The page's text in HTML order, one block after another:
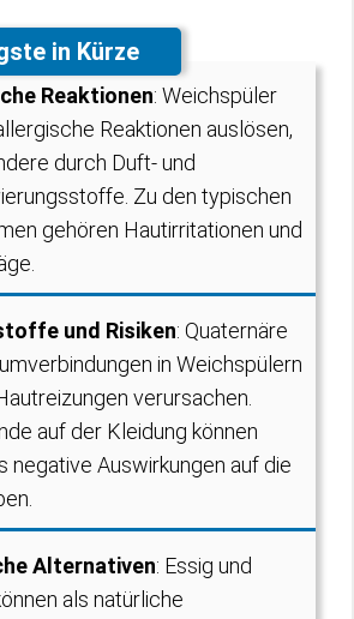
in Kürze
Reaktionen: Weichspüler
Reaktionen auslösen,
durch Duft- und
Zu den typischen
gehören Hautirritationen und
und Risiken: Quaternäre
in Weichspülern
verursachen.
auf der Kleidung können
negative Auswirkungen auf die
Alternativen: Essig und
als natürliche